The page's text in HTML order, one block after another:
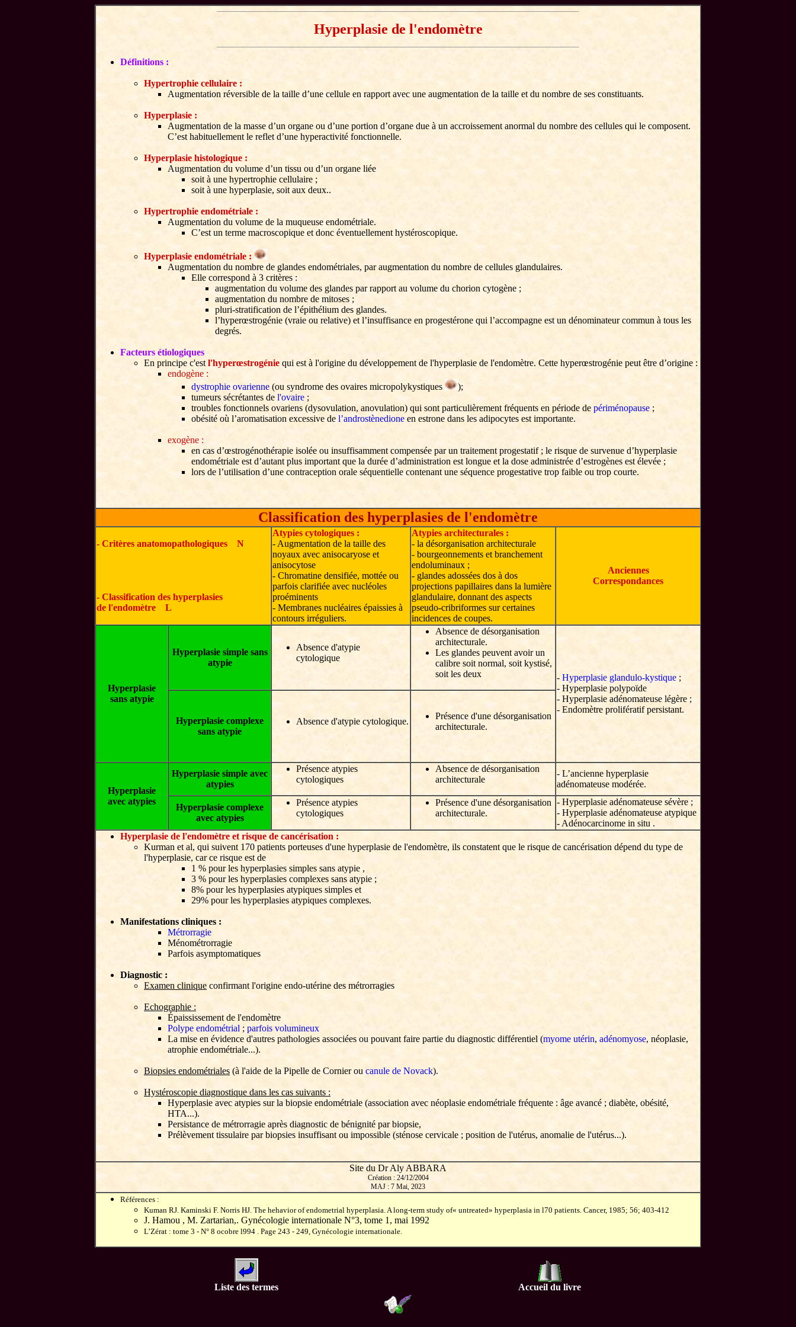
Hyperplasie de l'endomètre
Définitions :
Hypertrophie cellulaire :
Augmentation réversible de la taille d’une cellule en rapport avec une augmentation de la taille et du nombre de ses constituants.
Hyperplasie :
Augmentation de la masse d’un organe ou d’une portion d’organe due à un accroissement anormal du nombre des cellules qui le composent.
C’est habituellement le reflet d’une hyperactivité fonctionnelle.
Hyperplasie histologique :
Augmentation du volume d’un tissu ou d’un organe liée
soit à une hypertrophie cellulaire ;
soit à une hyperplasie, soit aux deux..
Hypertrophie endométriale :
Augmentation du volume de la muqueuse endométriale.
C’est un terme macroscopique et donc éventuellement hystéroscopique.
Hyperplasie endométriale :
Augmentation du nombre de glandes endométriales, par augmentation du nombre de cellules glandulaires.
Elle correspond à 3 critères :
augmentation du volume des glandes par rapport au volume du chorion cytogène ;
augmentation du nombre de mitoses ;
pluri-stratification de l’épithélium des glandes.
l’hyperœstrogénie (vraie ou relative) et l’insuffisance en progestérone qui l’accompagne est un dénominateur commun à tous les
degrés.
Facteurs étiologiques
En principe c'est l'hyperœstrogénie qui est à l'origine du développement de l'hyperplasie de l'endomètre. Cette hyperœstrogénie peut être d’origine :
endogène :
dystrophie ovarienne (ou syndrome des ovaires micropolykystiques
);
tumeurs sécrétantes de l'ovaire ;
troubles fonctionnels ovariens (dysovulation, anovulation) qui sont particulièrement fréquents en période de périménopause ;
obésité où l’aromatisation excessive de l’androstènedione en estrone dans les adipocytes est importante.
exogène :
en cas d’œstrogénothérapie isolée ou insuffisamment compensée par un traitement progestatif ; le risque de survenue d’hyperplasie
endométriale est d’autant plus important que la durée d’administration est longue et la dose administrée d’estrogènes est élevée ;
lors de l’utilisation d’une contraception orale séquentielle contenant une séquence progestative trop faible ou trop courte.
Classification des hyperplasies de l'endomètre
- Critères anatomopathologiques N
- Classification des hyperplasies
de l'endomètre L
Atypies cytologiques :
- Augmentation de la taille des
noyaux avec anisocaryose et
anisocytose
- Chromatine densifiée, mottée ou
parfois clarifiée avec nucléoles
proéminents
- Membranes nucléaires épaissies à
contours irréguliers.
Atypies architecturales :
- la désorganisation architecturale
- bourgeonnements et branchement
endoluminaux ;
- glandes adossées dos à dos
projections papillaires dans la lumière
glandulaire, donnant des aspects
pseudo-cribriformes sur certaines
incidences de coupes.
Anciennes
Correspondances
Hyperplasie
sans atypie
Hyperplasie simple sans
atypie
Absence d'atypie
cytologique
Absence de désorganisation
architecturale.
Les glandes peuvent avoir un
calibre soit normal, soit kystisé,
soit les deux
- Hyperplasie glandulo-kystique ;
- Hyperplasie polypoïde
- Hyperplasie adénomateuse légère ;
- Endomètre prolifératif persistant.
Hyperplasie complexe
sans atypie
Absence d'atypie cytologique.
Présence d'une désorganisation
architecturale.
Hyperplasie
avec atypies
Hyperplasie simple avec
atypies
Présence atypies
cytologiques
Absence de désorganisation
architecturale
- L’ancienne hyperplasie
adénomateuse modérée.
Hyperplasie complexe
avec atypies
Présence atypies
cytologiques
Présence d'une désorganisation
architecturale.
- Hyperplasie adénomateuse sévère ;
- Hyperplasie adénomateuse atypique
- Adénocarcinome in situ .
Hyperplasie de l'endomètre et risque de cancérisation :
Kurman et al, qui suivent 170 patients porteuses d'une hyperplasie de l'endomètre, ils constatent que le risque de cancérisation dépend du type de
l'hyperplasie, car ce risque est de
1 % pour les hyperplasies simples sans atypie ,
3 % pour les hyperplasies complexes sans atypie ;
8% pour les hyperplasies atypiques simples et
29% pour les hyperplasies atypiques complexes.
Manifestations cliniques :
Métrorragie
Ménométrorragie
Parfois asymptomatiques
Diagnostic :
Examen clinique confirmant l'origine endo-utérine des métrorragies
Echographie :
Épaississement de l'endomètre
Polype endométrial ; parfois volumineux
La mise en évidence d'autres pathologies associées ou pouvant faire partie du diagnostic différentiel (myome utérin, adénomyose, néoplasie,
atrophie endométriale...).
Biopsies endométriales (à l'aide de la Pipelle de Cornier ou canule de Novack).
Hystéroscopie diagnostique dans les cas suivants :
Hyperplasie avec atypies sur la biopsie endométriale (association avec néoplasie endométriale fréquente : âge avancé ; diabète, obésité,
HTA...).
Persistance de métrorragie après diagnostic de bénignité par biopsie,
Prélèvement tissulaire par biopsies insuffisant ou impossible (sténose cervicale ; position de l'utérus, anomalie de l'utérus...).
Site du Dr Aly ABBARA
Création : 24/12/2004
MAJ : 7 Mai, 2023
Références :
Kuman RJ. Kaminski F. Norris HJ. The hehavior of endometrial hyperplasia. A long-term study of« untreated» hyperplasia in l70 patients. Cancer, 1985; 56; 403-412
J. Hamou , M. Zartarian,. Gynécologie internationale N°3, tome 1, mai 1992
L’Zérat : tome 3 - N° 8 ocobre l994 . Page 243 - 249, Gynécologie internationale.
Liste des termes Accueil du livre